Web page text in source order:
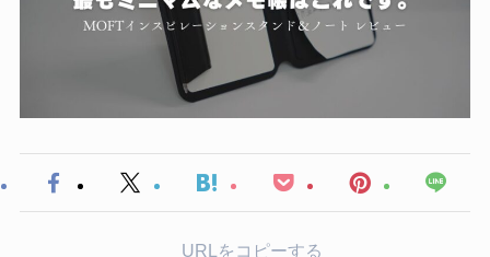
URLをコピーする